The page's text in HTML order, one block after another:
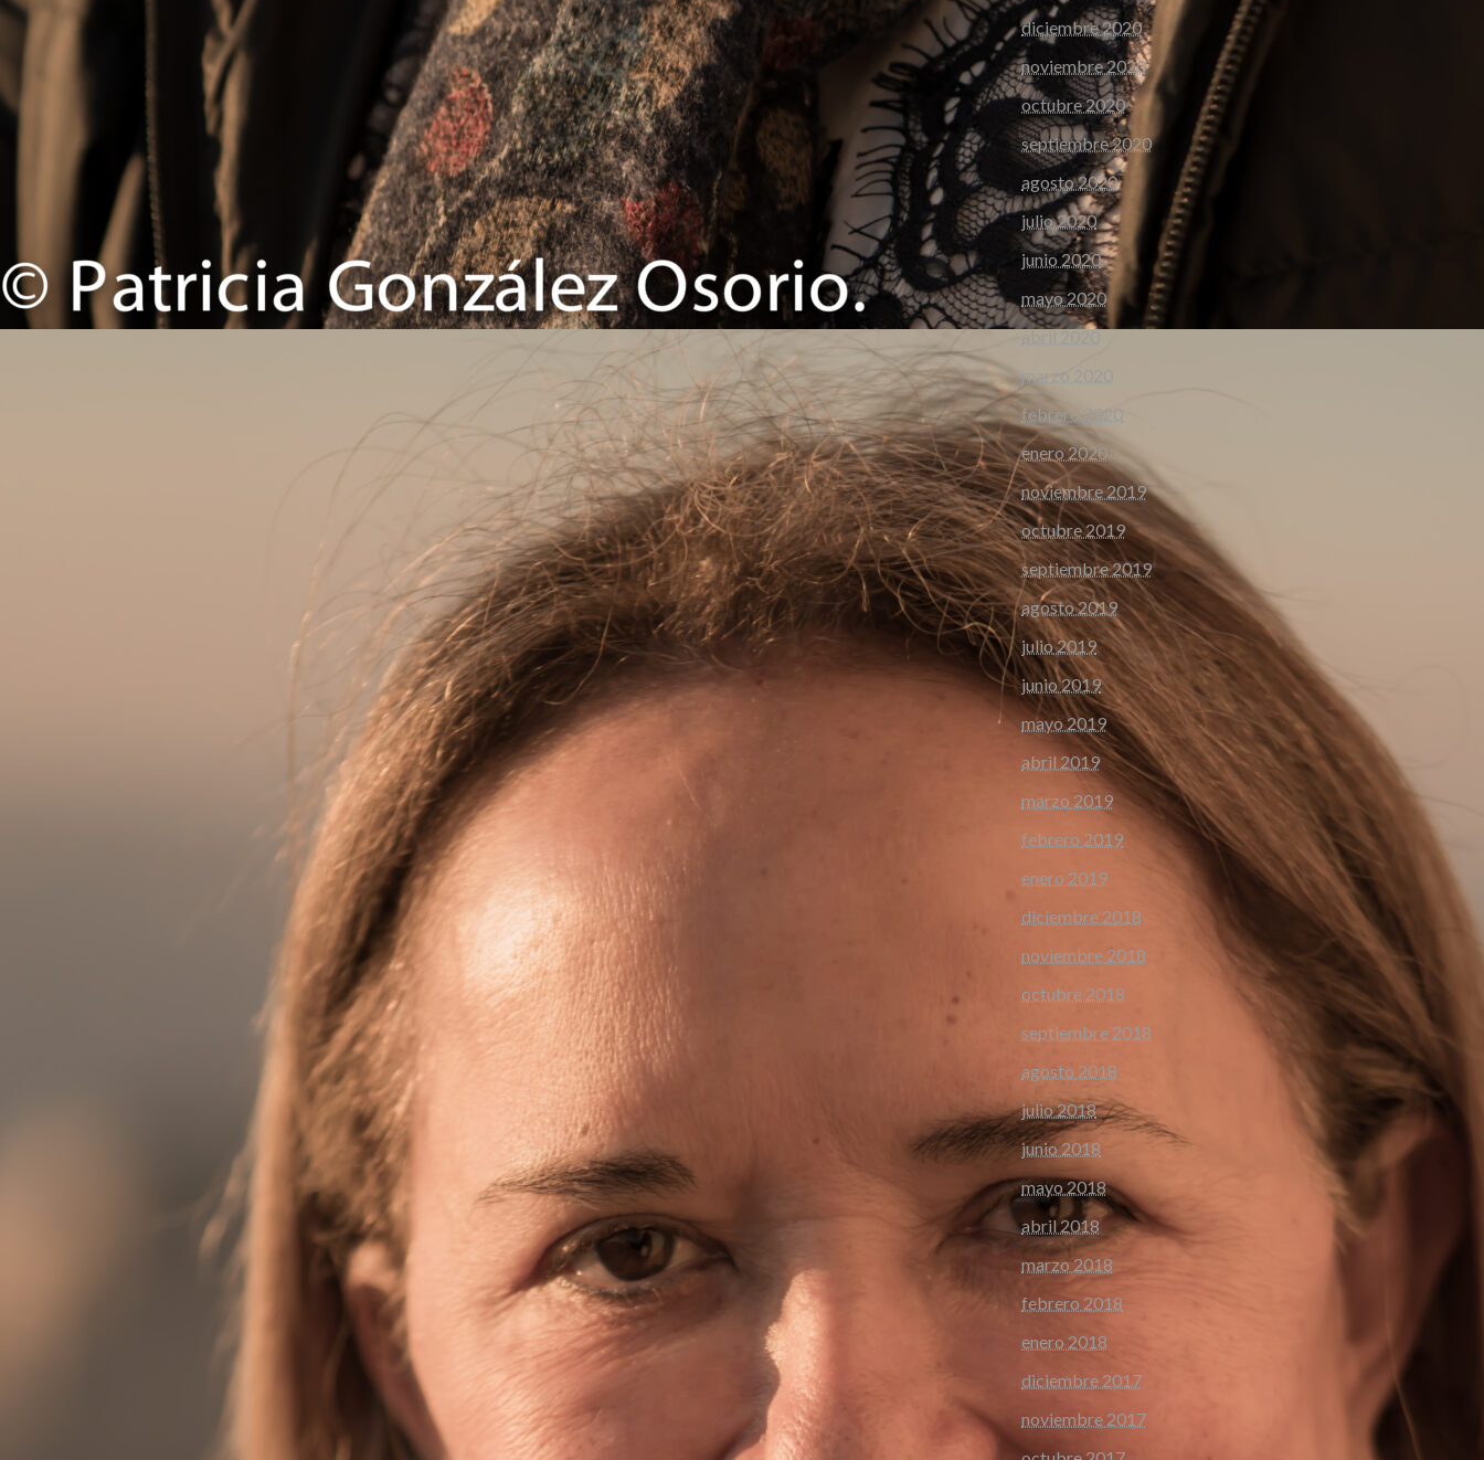
diciembre 2020
noviembre 2020
octubre 2020
septiembre 2020
agosto 2020
julio 2020
junio 2020
mayo 2020
abril 2020
marzo 2020
febrero 2020
enero 2020
noviembre 2019
octubre 2019
septiembre 2019
agosto 2019
julio 2019
junio 2019
mayo 2019
abril 2019
marzo 2019
febrero 2019
enero 2019
diciembre 2018
noviembre 2018
octubre 2018
septiembre 2018
agosto 2018
julio 2018
junio 2018
mayo 2018
abril 2018
marzo 2018
febrero 2018
enero 2018
diciembre 2017
noviembre 2017